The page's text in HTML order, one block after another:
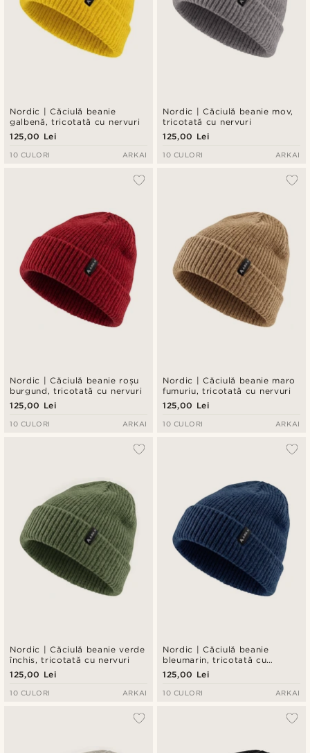
Nordic | Căciulă beanie
galbenă, tricotată cu nervuri
125,00 Lei
10 CULORI ARKAI
Nordic | Căciulă beanie mov,
tricotată cu nervuri
125,00 Lei
10 CULORI ARKAI
Nordic | Căciulă beanie roșu
burgund, tricotată cu nervuri
125,00 Lei
10 CULORI ARKAI
Nordic | Căciulă beanie maro
fumuriu, tricotată cu nervuri
125,00 Lei
10 CULORI ARKAI
Nordic | Căciulă beanie verde
închis, tricotată cu nervuri
125,00 Lei
10 CULORI ARKAI
Nordic | Căciulă beanie
bleumarin, tricotată cu
nervuri
125,00 Lei
10 CULORI ARKAI